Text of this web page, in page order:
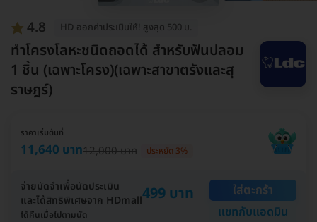
4.8 HD ออกค่าประเมินให้! สูงสุด 500 บ.
ทำโครงโลหะชนิดถอดได้ สำหรับฟันปลอม
1 ชิ้น (เฉพาะโครง)(เฉพาะสาขาตรังและสุ
ราษฎร์)
ราคาเริ่มต้นที่
11,640 บาท12,000 บาท ประหยัด 3%
จ่ายมัดจำเพื่อนัดประเมิน
และได้สิทธิพิเศษจาก HDmall499 บาท
ได้คืนเมื่อไปตามนัด
ใส่ตะกร้า
แชทกับแอดมิน